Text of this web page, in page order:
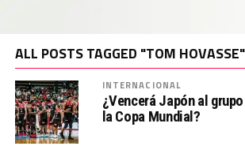
ALL POSTS TAGGED "TOM HOVASSE"
INTERNACIONAL
¿Vencerá Japón al
la Copa Mundial?